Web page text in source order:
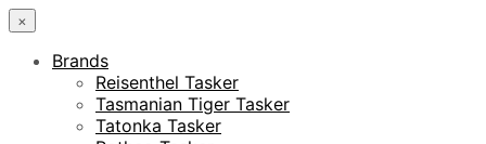
×
Brands
Reisenthel Tasker
Tasmanian Tiger Tasker
Tatonka Tasker